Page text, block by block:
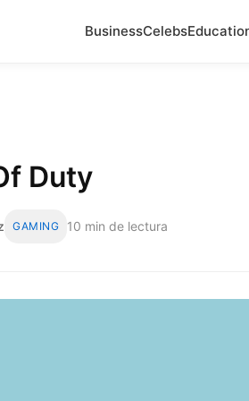
BusinessCelebs
Duty
GAMING 10 min de lectura